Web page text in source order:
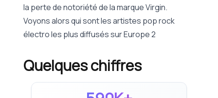
la perte de notoriété de la marque Virgin.
Voyons alors qui sont les artistes pop rock
électro les plus diffusés sur Europe 2
Quelques chiffres